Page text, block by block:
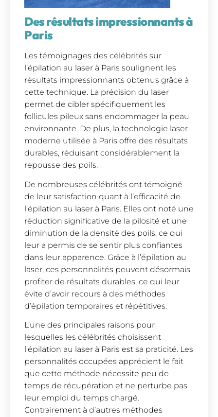
Des résultats impressionnants à
Paris
Les témoignages des célébrités sur
l’épilation au laser à Paris soulignent les
résultats impressionnants obtenus grâce à
cette technique. La précision du laser
permet de cibler spécifiquement les
follicules pileux sans endommager la peau
environnante. De plus, la technologie laser
moderne utilisée à Paris offre des résultats
durables, réduisant considérablement la
repousse des poils.
De nombreuses célébrités ont témoigné
de leur satisfaction quant à l’efficacité de
l’épilation au laser à Paris. Elles ont noté une
réduction significative de la pilosité et une
diminution de la densité des poils, ce qui
leur a permis de se sentir plus confiantes
dans leur apparence. Grâce à l’épilation au
laser, ces personnalités peuvent désormais
profiter de résultats durables, ce qui leur
évite d’avoir recours à des méthodes
d’épilation temporaires et répétitives.
L’une des principales raisons pour
lesquelles les célébrités choisissent
l’épilation au laser à Paris est sa praticité. Les
personnalités occupées apprécient le fait
que cette méthode nécessite peu de
temps de récupération et ne perturbe pas
leur emploi du temps chargé.
Contrairement à d’autres méthodes